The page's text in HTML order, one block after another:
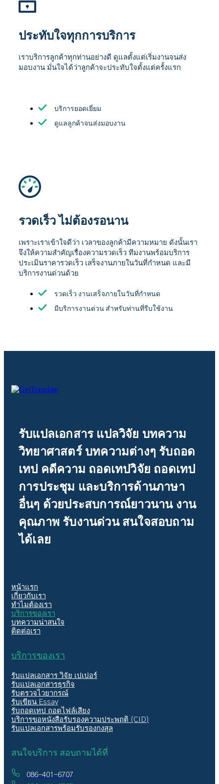
ประทับใจทุกการบริการ
เราบริการลูกค้าทุกท่านอย่างดี ดูแลตั้งแต่เริ่มงานจนส่ง
มอบงาน มั่นใจได้ว่าลูกค้าจะประทับใจตั้งแต่ครั้งแรก
บริการยอดเยี่ยม
ดูแลลูกค้าจนส่งมอบงาน
รวดเร็ว ไม่ต้องรอนาน
เพราะเราเข้าใจดีว่า เวลาของลูกค้ามีความหมาย ดังนั้นเรา
จึงให้ความสำคัญเรื่องความรวดเร็ว ทีมงานพร้อมบริการ
ประเมินราคารวดเร็ว เสร็จงานภายในวันที่กำหนด และมี
บริการงานด่วนด้วย
รวดเร็ว งานเสร็จภายในวันที่กำหนด
มีบริการงานด่วน สำหรับท่านที่รีบใช้งาน
รับแปลเอกสาร แปลวิจัย บทความ
วิทยาศาสตร์ บทความต่างๆ รับถอด
เทป คดีความ ถอดเทปวิจัย ถอดเทป
การประชุม และบริการด้านภาษา
อื่นๆ ด้วยประสบการณ์ยาวนาน งาน
คุณภาพ รับงานด่วน สนใจสอบถาม
ได้เลย
หน้าแรก
เกี่ยวกับเรา
ทำไมต้องเรา
บริการของเรา
บทความน่าสนใจ
ติดต่อเรา
บริการของเรา
รับแปลเอกสาร วิจัย เปเปอร์
รับแปลเอกสารธุรกิจ
รับตรวจไวยากรณ์
รับเขียน Essay
รับถอดเทป ถอดไฟล์เสียง
บริการขอหนังสือรับรองความประพฤติ (CID)
รับแปลเอกสารพร้อมรับรองกงสุล
สนใจบริการ สอบถามได้ที่
086-401-6707